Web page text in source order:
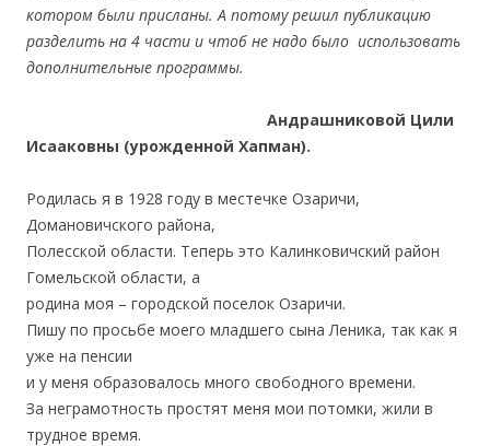
котором были присланы. А потому решил публикацию
разделить на 4 части и чтоб не надо было использовать
дополнительные программы.
Андрашниковой Цили
Исааковны (урожденной Хапман).
Родилась я в 1928 году в местечке Озаричи,
Домановичского района,
Полесской области. Теперь это Калинковичский район
Гомельской области, а
родина моя – городской поселок Озаричи.
Пишу по просьбе моего младшего сына Леника, так как я
уже на пенсии
и у меня образовалось много свободного времени.
За неграмотность простят меня мои потомки, жили в
трудное время.